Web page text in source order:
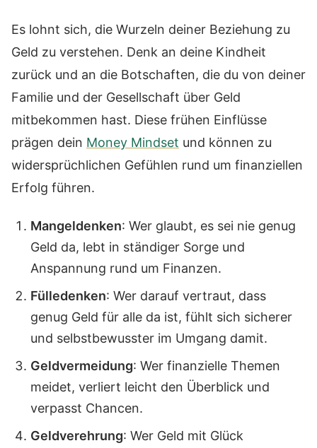
Es lohnt sich, die Wurzeln deiner Beziehung zu
Geld zu verstehen. Denk an deine Kindheit
zurück und an die Botschaften, die du von deiner
Familie und der Gesellschaft über Geld
mitbekommen hast. Diese frühen Einflüsse
prägen dein Money Mindset und können zu
widersprüchlichen Gefühlen rund um finanziellen
Erfolg führen.
Mangeldenken: Wer glaubt, es sei nie genug
Geld da, lebt in ständiger Sorge und
Anspannung rund um Finanzen.
Fülledenken: Wer darauf vertraut, dass
genug Geld für alle da ist, fühlt sich sicherer
und selbstbewusster im Umgang damit.
Geldvermeidung: Wer finanzielle Themen
meidet, verliert leicht den Überblick und
verpasst Chancen.
Geldverehrung: Wer Geld mit Glück